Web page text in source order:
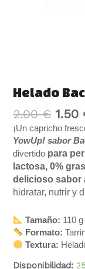
Helado
2.00€ 1.50
¡Un capricho
YowUp! sabor
divertido para
lactosa, 0%
delicioso sabor
hidratar, nutrir y
Tamaño: 110 g
Formato:
Textura:
Disponibilidad: